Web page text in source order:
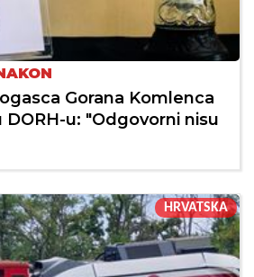
Gorana Komlenca
u: "Odgovorni nisu
HRVATSKA